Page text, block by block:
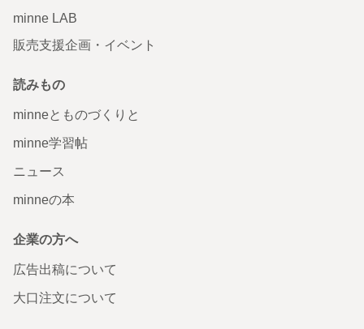
minne LAB
販売支援企画・イベント
読みもの
minneとものづくりと
minne学習帖
ニュース
minneの本
企業の方へ
広告出稿について
大口注文について